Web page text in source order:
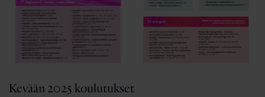
Kevään 2025 koulutukset